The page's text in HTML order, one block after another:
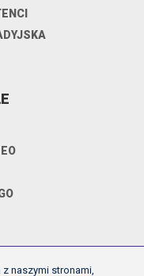
naszymi stronami,